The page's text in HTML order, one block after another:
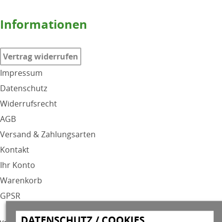
Informationen
Vertrag widerrufen
Impressum
Datenschutz
Widerrufsrecht
AGB
Versand & Zahlungsarten
Kontakt
Ihr Konto
Warenkorb
GPSR